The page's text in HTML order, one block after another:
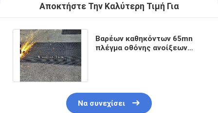
Αποκτήστε Την Καλύτερη Τιμή Για
Βαρέων καθηκόντων 65mn
πλέγμα οθόνης ανοίξεων
Να συνεχίσει